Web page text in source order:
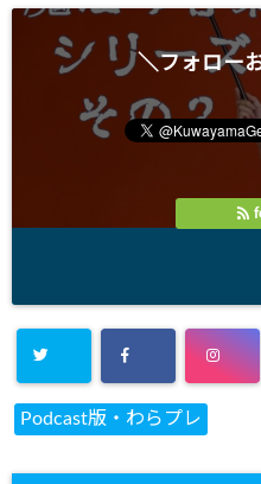
＼フォロー
Podcast版・わらプレ